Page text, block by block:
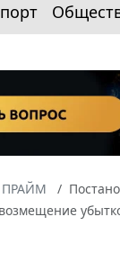
ПРАЙМ